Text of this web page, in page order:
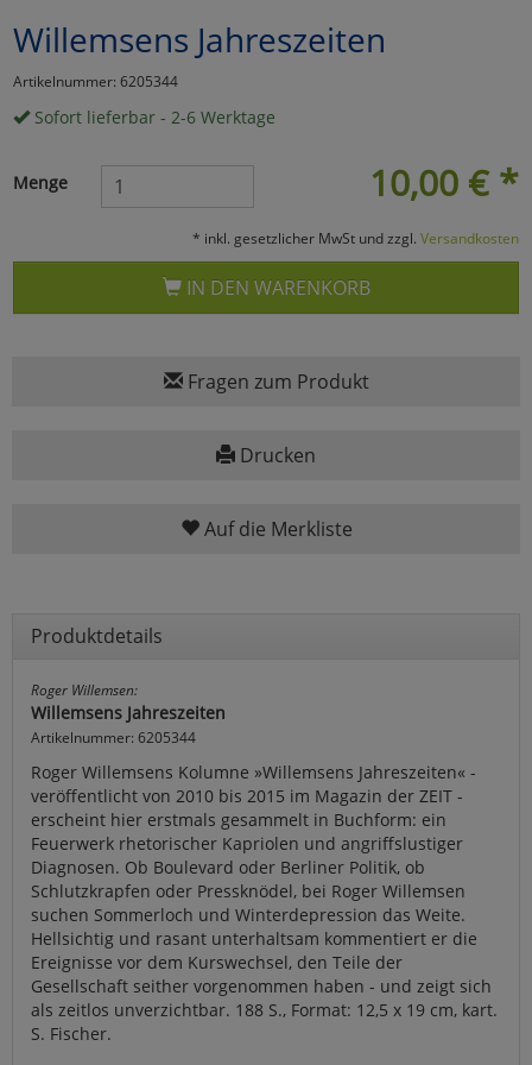
Willemsens Jahreszeiten
Artikelnummer: 6205344
Sofort lieferbar - 2-6 Werktage
10,00 € *
Menge
* inkl. gesetzlicher MwSt und zzgl. Versandkosten
IN DEN WARENKORB
Fragen zum Produkt
Drucken
Auf die Merkliste
Produktdetails
Roger Willemsen:
Willemsens Jahreszeiten
Artikelnummer: 6205344
Roger Willemsens Kolumne »Willemsens Jahreszeiten« -
veröffentlicht von 2010 bis 2015 im Magazin der ZEIT -
erscheint hier erstmals gesammelt in Buchform: ein
Feuerwerk rhetorischer Kapriolen und angriffslustiger
Diagnosen. Ob Boulevard oder Berliner Politik, ob
Schlutzkrapfen oder Pressknödel, bei Roger Willemsen
suchen Sommerloch und Winterdepression das Weite.
Hellsichtig und rasant unterhaltsam kommentiert er die
Ereignisse vor dem Kurswechsel, den Teile der
Gesellschaft seither vorgenommen haben - und zeigt sich
als zeitlos unverzichtbar. 188 S., Format: 12,5 x 19 cm, kart.
S. Fischer.
Marketing
Umfragetools
Cookies
Einstellungen speichern
zu Haupptseite